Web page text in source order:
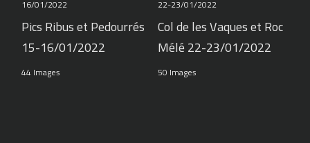
Pics Ribus et Pedourrés
15-16/01/2022
44 Images
Col de les Vaques et Roc
Mélé 22-23/01/2022
50 Images